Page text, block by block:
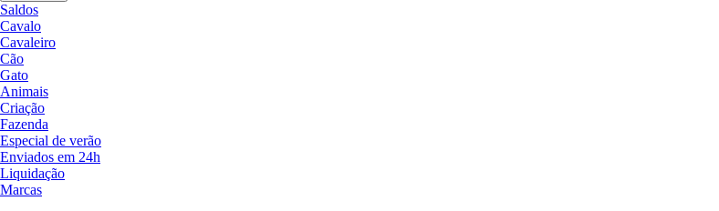
Saldos
Cavalo
Cavaleiro
Cão
Gato
Animais
Criação
Fazenda
Especial de verão
Enviados em 24h
Liquidação
Marcas